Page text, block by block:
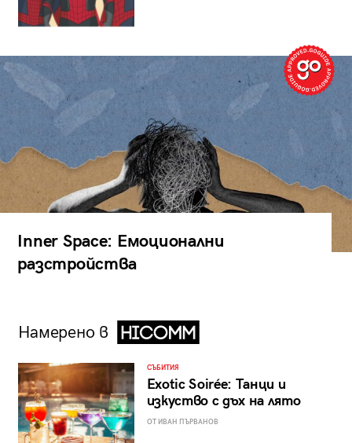
Inner Space: Емоционални
разстройства
Намерено в
СЪБИТИЯ
Exotic Soirée: Танци и
изкуство с дъх на лято
ОТ ИВАН ПЪРВАНОВ